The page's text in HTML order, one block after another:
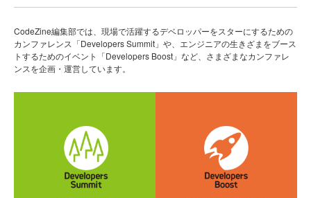
CodeZine編集部では、現場で活躍するデベロッパーをスターにするための
カンファレンス「Developers Summit」や、エンジニアの生きざまをブース
トするためのイベント「Developers Boost」など、さまざまなカンファレ
ンスを企画・運営しています。